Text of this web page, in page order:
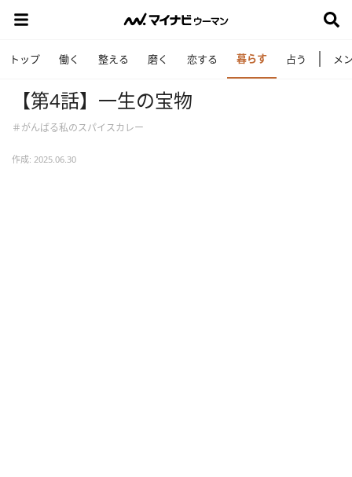
トップ 働く 整える 磨く 恋する 暮らす 占う メ
【第4話】一生の宝物
＃がんばる私のスパイスカレー
作成: 2025.06.30